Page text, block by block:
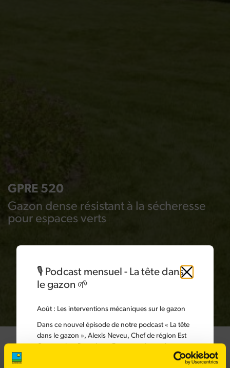
GPRE 520
Gazon dense résistant à la sécheresse
pour espaces verts
Gamme Résiliente
Fermer
🎙️ Podcast mensuel - La tête dans
le gazon 🌱
Août : Les interventions mécaniques sur le gazon
Dans ce nouvel épisode de notre podcast « La tête
dans le gazon », Alexis Neveu, Chef de région Est
différentes interventions mécaniques à réaliser sur